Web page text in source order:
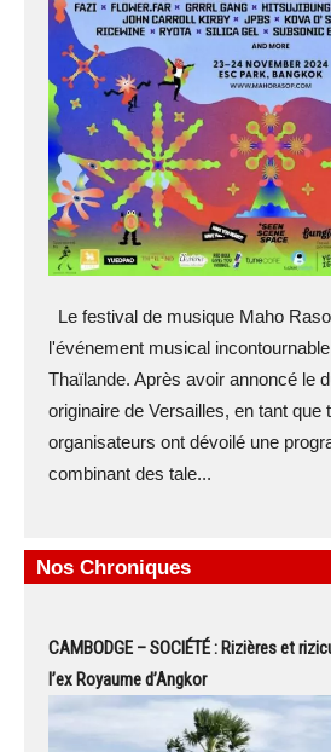
Le festival de musique Maho
l'événement musical
Thaïlande. Après avoir annoncé le
originaire de Versailles, en tant que
organisateurs ont dévoilé une
combinant des tale...
Nos Chroniques
CAMBODGE – SOCIÉTÉ : Rizières et
l’ex Royaume d’Angkor